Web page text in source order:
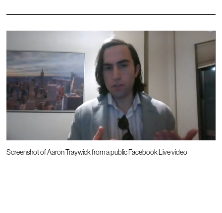
Screenshot of Aaron Traywick from a public Facebook Live video